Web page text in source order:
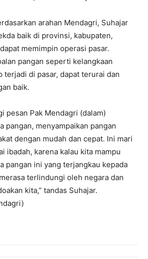
arahan Mendagri, Suhajar
baik di provinsi, kabupaten,
memimpin operasi pasar.
pangan seperti kelangkaan
terjadi di pasar, dapat terurai dan
baik.
pesan Pak Mendagri (dalam)
pangan, menyampaikan pangan
dengan mudah dan cepat. Ini mari
ibadah, karena kalau kita mampu
pangan ini yang terjangkau kepada
terlindungi oleh negara dan
kita,” tandas Suhajar.